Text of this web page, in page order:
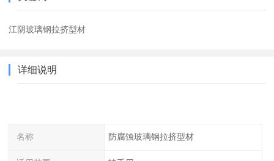
江阴玻璃钢拉挤型材
详细说明
名称 防腐蚀玻璃钢拉挤型材